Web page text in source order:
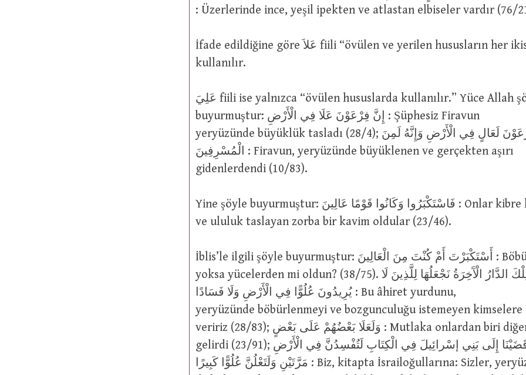
: Üzerlerinde ince, yeşil ipekten ve atlastan elbiseler vardır (76/
İfade edildiğine göre عَلاَ fiili “övülen ve yerilen hususların her ikisinde de”
kullanılır.
عَلِيَ fiili ise yalnızca “övülen hususlarda kullanılır.” Yüce Allah şöyle
buyurmuştur: إِنَّ فِرْعَوْنَ عَلَا فِي الْأَرْضِ : Şüphesiz Firavun
yeryüzünde büyüklük tasladı (28/4); وَإِنَّ فِرْعَوْنَ لَعَالٍ فِي الْأَرْضِ وَإِنَّهُ لَمِنَ
الْمُسْرِفِينَ : Firavun, yeryüzünde büyüklenen ve gerçekten aşırı
gidenlerdendi (10/83).
Yine şöyle buyurmuştur: فَاسْتَكْبَرُوا وَكَانُوا قَوْمًا عَالِينَ : Onlar kibre kapıldılar
ve ululuk taslayan zorba bir kavim oldular (23/46).
İblis’le ilgili şöyle buyurmuştur: أَسْتَكْبَرْتَ أَمْ كُنْتَ مِنَ الْعَالِينَ : Böbürlendin mi,
yoksa yücelerden mi oldun? (38/75). تِلْكَ الدَّارُ الْآَخِرَةُ نَجْعَلُهَا لِلَّذِينَ لَا
يُرِيدُونَ عُلُوًّا فِي الْأَرْضِ وَلَا فَسَادًا : Bu âhiret yurdunu,
yeryüzünde böbürlenmeyi ve bozgunculuğu istemeyen kimselere
veririz (28/83); وَلَعَلَا بَعْضُهُمْ عَلَى بَعْضٍ : Mutlaka onlardan biri diğerine galip
gelirdi (23/91); وَقَضَيْنَا إِلَى بَنِي إسْرائِيلَ فِي الْكِتَابِ لَتُفْسِدُنَّ فِي الْأَرْضِ
مَرَّتَيْنِ وَلَتَعْلُنَّ عُلُوًّا كَبِيرًا : Biz, kitapta İsrailoğullarına: Sizler, yeryüzünde iki